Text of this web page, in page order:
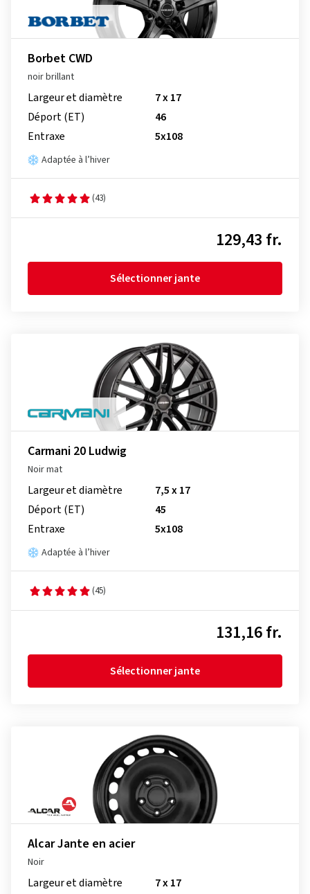
Borbet CWD
noir brillant
Largeur et diamètre
7 x 17
Déport (ET)
46
Entraxe
5x108
Adaptée à l’hiver
(43)
129,43 fr.
Sélectionner jante
Carmani 20 Ludwig
Noir mat
Largeur et diamètre
7,5 x 17
Déport (ET)
45
Entraxe
5x108
Adaptée à l’hiver
(45)
131,16 fr.
Sélectionner jante
Alcar Jante en acier
Noir
Largeur et diamètre
7 x 17